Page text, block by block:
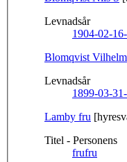
Levnadsår
1904-02-16-
Blomqvist Vilhelm
Levnadsår
1899-03-
Lamby fru
Titel - Personens
frufru